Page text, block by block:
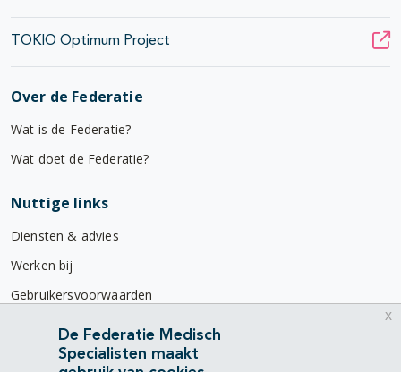
TOKIO Optimum Project
Over de Federatie
Wat is de Federatie?
Wat doet de Federatie?
Nuttige links
Diensten & advies
Werken bij
Gebruikersvoorwaarden
Privacyverklaring
De Federatie Medisch
Specialisten maakt
x